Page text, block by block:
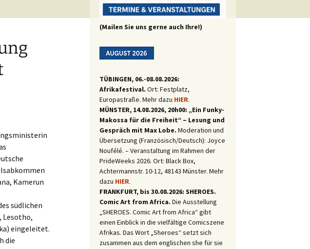
Kamerun
südlichen
Lesotho,
eingeleitet.
die
(Mailen Sie uns gerne auch Ihre!)
TÜBINGEN, 06.-08.08.2026:
Afrikafestival. Ort: Festplatz,
Europastraße. Mehr dazu HIER.
MÜNSTER, 14.08.2026, 20h00: „Ein Funky-
Makossa für die Freiheit“ – Lesung und
Gespräch mit Max Lobe. Moderation und
Übersetzung (Französisch/Deutsch): Joyce
Noufélé. – Veranstaltung im Rahmen der
PrideWeeks 2026. Ort: Black Box,
Achtermannstr. 10-12, 48143 Münster. Mehr
dazu HIER.
FRANKFURT, bis 30.08.2026: SHEROES.
Comic Art from Africa. Die Ausstellung
„SHEROES. Comic Art from Africa“ gibt
einen Einblick in die vielfältige Comicszene
Afrikas. Das Wort „Sheroes“ setzt sich
zusammen aus dem englischen she für sie